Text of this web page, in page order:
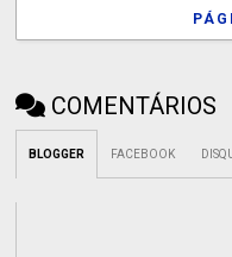
COMENTÁRIOS
BLOGGER FACEBOOK